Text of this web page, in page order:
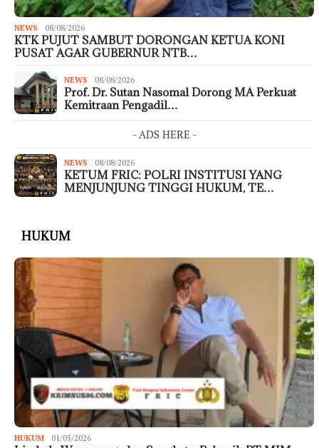
NEWS 08/08/2026
KTK PUJUT SAMBUT DORONGAN KETUA KONI
PUSAT AGAR GUBERNUR NTB…
NEWS 08/08/2026
Prof. Dr. Sutan Nasomal Dorong MA Perkuat
Kemitraan Pengadil…
- ADS HERE -
NEWS 08/08/2026
KETUM FRIC: POLRI INSTITUSI YANG
MENJUNJUNG TINGGI HUKUM, TE…
HUKUM
HUKUM 01/05/2026